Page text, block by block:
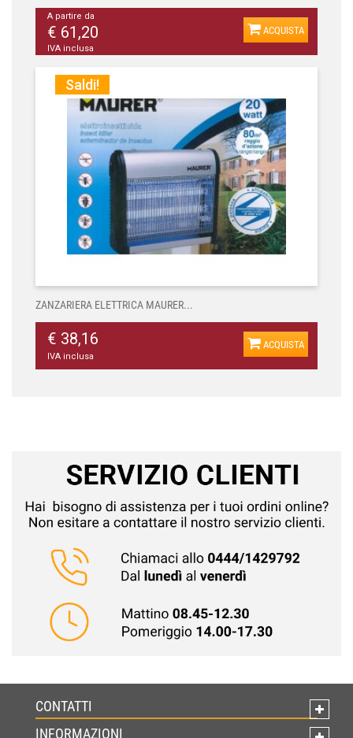
A partire da
€ 61,20
IVA inclusa
ACQUISTA
Saldi!
ZANZARIERA ELETTRICA MAURER...
€ 38,16
IVA inclusa
ACQUISTA
CONTATTI
INFORMAZIONI